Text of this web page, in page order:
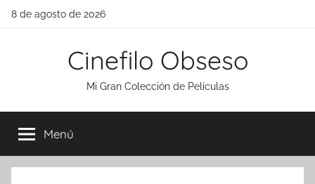
Saltar
8 de agosto de 2026
Cinefilo Obseso
Mi Gran Colección de Películas
Menú